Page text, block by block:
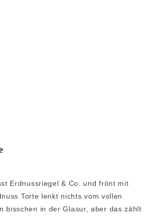
Erdnussriegel & Co. und frönt mit
Torte lenkt nichts vom vollen
bisschen in der Glasur, aber das zählt